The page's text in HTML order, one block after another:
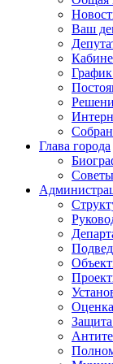
Ваш
Глава города